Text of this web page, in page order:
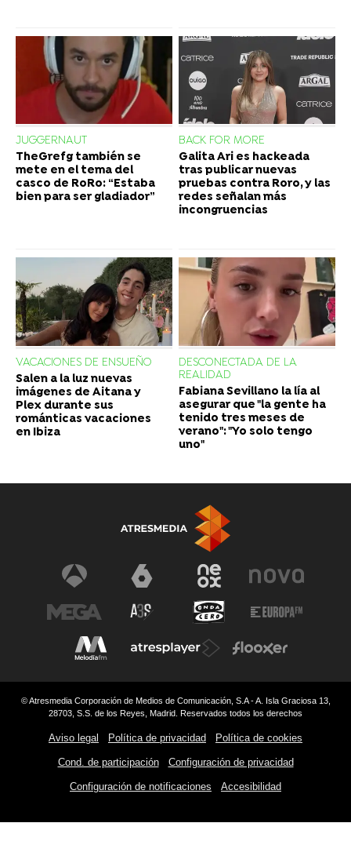
JUGGERNAUT
TheGrefg también se
mete en el tema del
casco de RoRo: “Estaba
bien para ser gladiador”
BACK FOR MORE
Galita Ari es hackeada
tras publicar nuevas
pruebas contra Roro, y las
redes señalan más
incongruencias
VACACIONES DE ENSUEÑO
Salen a la luz nuevas
imágenes de Aitana y
Plex durante sus
románticas vacaciones
en Ibiza
DESCONECTADA DE LA
REALIDAD
Fabiana Sevillano la lía al
asegurar que "la gente ha
tenido tres meses de
verano": "Yo solo tengo
uno"
© Atresmedia Corporación de Medios de Comunicación, S.A - A. Isla Graciosa 13,
28703, S.S. de los Reyes, Madrid. Reservados todos los derechos
Aviso legal Política de privacidad Política de cookies
Cond. de participación Configuración de privacidad
Configuración de notificaciones Accesibilidad